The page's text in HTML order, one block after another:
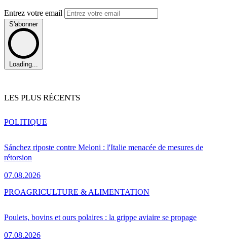
Entrez votre email
S'abonner
Loading...
LES PLUS RÉCENTS
Sánchez riposte contre Meloni : l'Italie menacée de mesures de
rétorsion
07.08.2026
POLITIQUE
Poulets, bovins et ours polaires : la grippe aviaire se propage
07.08.2026
PROAGRICULTURE & ALIMENTATION